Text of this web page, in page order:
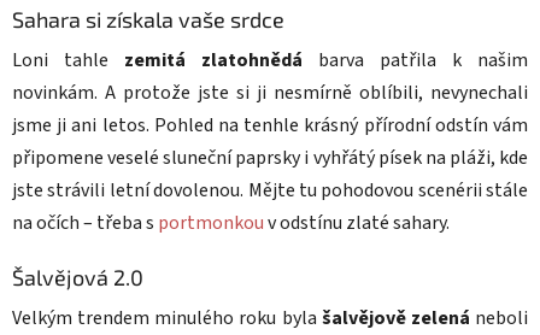
Sahara si získala vaše srdce
Loni tahle zemitá zlatohnědá barva patřila k našim
novinkám. A protože jste si ji nesmírně oblíbili, nevynechali
jsme ji ani letos. Pohled na tenhle krásný přírodní odstín vám
připomene veselé sluneční paprsky i vyhřátý písek na pláži, kde
jste strávili letní dovolenou. Mějte tu pohodovou scenérii stále
na očích – třeba s portmonkouv odstínu zlaté sahary.
Šalvějová 2.0
Velkým trendem minulého roku byla šalvějově zelená neboli